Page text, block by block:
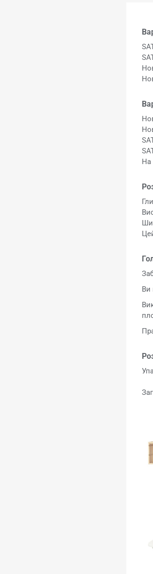
На
Ви